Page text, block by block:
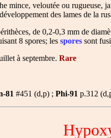
mince, veloutée ou rugueuse,
des lames de la
de 0,2-0,3 mm de
8 spores; les spores sont
à septembre. Rare
81 #451 (d,p) ; Phi-91 p.312